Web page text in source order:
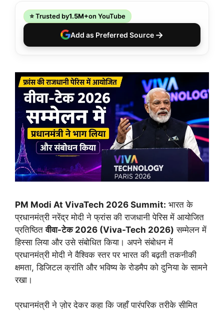
⭐ Trusted by1.5M+on YouTube
Add as Preferred Source →
PM Modi At VivaTech 2026 Summit: भारत के
प्रधानमंत्री नरेंद्र मोदी ने फ्रांस की राजधानी पेरिस में आयोजित
प्रतिष्ठितवीवा-टेक 2026 (Viva-Tech 2026) सम्मेलन में
हिस्सा लिया और उसे संबोधित किया। अपने संबोधन में
प्रधानमंत्री मोदी ने वैश्विक स्तर पर भारत की बढ़ती तकनीकी
क्षमता, डिजिटल क्रांति और भविष्य के रोडमैप को दुनिया के सामने
रखा।
प्रधानमंत्री ने ज़ोर देकर कहा कि जहाँ पारंपरिक तरीके सीमित